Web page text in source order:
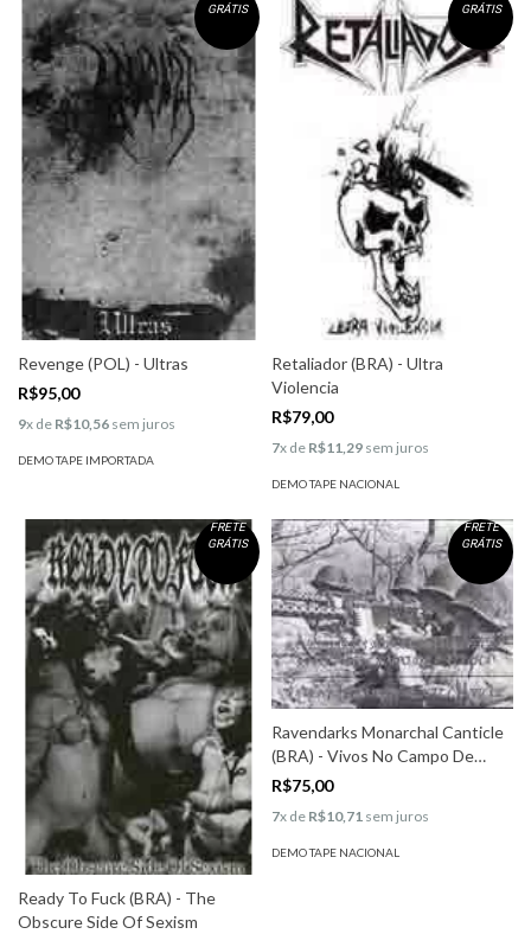
GRÁTIS
Revenge (POL) - Ultras
R$95,00
9x de R$10,56 sem juros
DEMO TAPE IMPORTADA
GRÁTIS
Retaliador (BRA) - Ultra
Violencia
R$79,00
7x de R$11,29 sem juros
DEMO TAPE NACIONAL
FRETE
GRÁTIS
Ready To Fuck (BRA) - The
Obscure Side Of Sexism
FRETE
GRÁTIS
Ravendarks Monarchal Canticle
(BRA) - Vivos No Campo De
Batalha
R$75,00
7x de R$10,71 sem juros
DEMO TAPE NACIONAL